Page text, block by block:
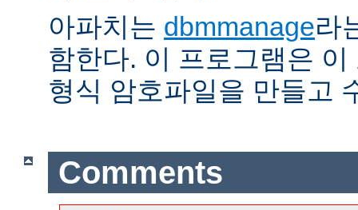
아파치는 dbmmanage라
함한다. 이 프로그램은
형식 암호파일을 만들고
Comments